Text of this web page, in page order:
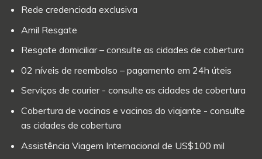
Rede credenciada exclusiva
Amil Resgate
Resgate domiciliar – consulte as cidades de cobertura
02 níveis de reembolso – pagamento em 24h úteis
Serviços de courier - consulte as cidades de cobertura
Cobertura de vacinas e vacinas do viajante - consulte
as cidades de cobertura
Assistência Viagem Internacional de US$100 mil